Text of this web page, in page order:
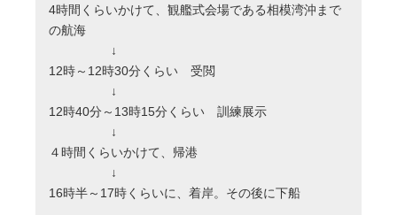
4時間くらいかけて、観艦式会場である相模湾沖まで
の航海
↓
12時～12時30分くらい 受閲
↓
12時40分～13時15分くらい 訓練展示
↓
４時間くらいかけて、帰港
↓
16時半～17時くらいに、着岸。その後に下船